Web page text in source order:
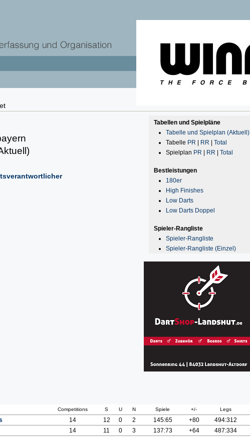
Tabellen und Spielpläne
Tabelle und Spielplan (Aktuell)
Tabelle PR RR
Total
Spielplan PR RR Total
Bestleistungen
180er
High Finishes
Low Darts
Low Darts Doppel
Spieler-Rangliste
Spieler-Rangliste
Spieler-Rangliste (Einzel)
Competitions S U N Spiele +/- Legs
14 12 0 2 145:65 +80 494:312
14 11 0 3 137:73 +64 487:334